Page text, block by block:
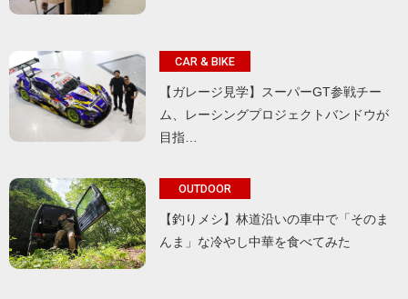
CAR & BIKE
【ガレージ見学】スーパーGT参戦チー
ム、レーシングプロジェクトバンドウが
目指…
OUTDOOR
【釣りメシ】林道沿いの車中で「そのま
んま」な冷やし中華を食べてみた